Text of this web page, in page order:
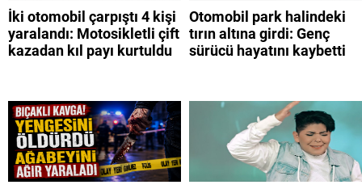
İki otomobil çarpıştı 4 kişi
yaralandı: Motosikletli çift
kazadan kıl payı kurtuldu
Otomobil park halindeki
tırın altına girdi: Genç
sürücü hayatını kaybetti